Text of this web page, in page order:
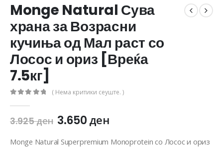
Monge Natural Сува
храна за Возрасни
кучиња од Мал раст со
Лосос и ориз [Вреќа
7.5кг]
( Нема критики сеуште. )
3.925ден 3.650ден
Monge Natural Superpremium Monoprotein со Лосос и ориз